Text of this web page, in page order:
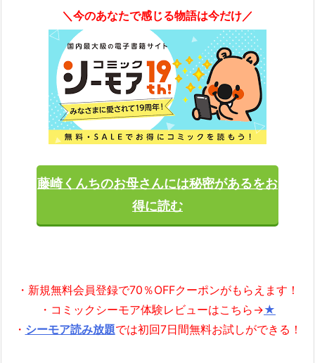
＼今のあなたで感じる物語は今だけ／
藤崎くんちのお母さんには秘密があるをお
得に読む
・新規無料会員登録で70％OFFクーポンがもらえます！
・コミックシーモア体験レビューはこちら→★
・ シーモア読み放題では初回7日間無料お試しができる！